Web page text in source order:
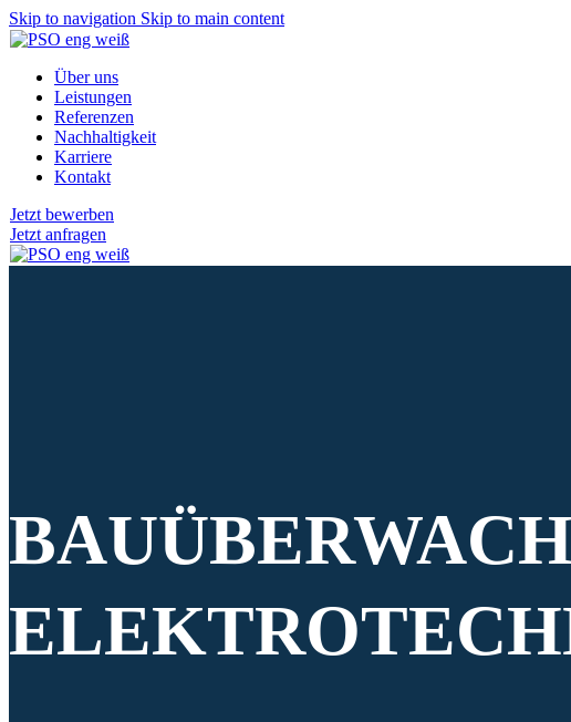
Skip to navigation Skip to main content
Über uns
Leistungen
Referenzen
Nachhaltigkeit
Karriere
Kontakt
Jetzt bewerben
Jetzt anfragen